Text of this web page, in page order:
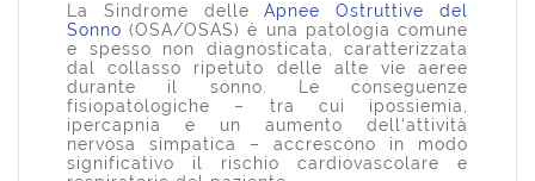
La Sindrome delleApnee Ostruttive del
Sonno (OSA/OSAS) è una patologia comune
e spesso non diagnosticata, caratterizzata
dal collasso ripetuto delle alte vie aeree
durante il sonno. Le conseguenze
fisiopatologiche – tra cui ipossiemia,
ipercapnia e un aumento dell'attività
nervosa simpatica – accrescono in modo
significativo il rischio cardiovascolare e